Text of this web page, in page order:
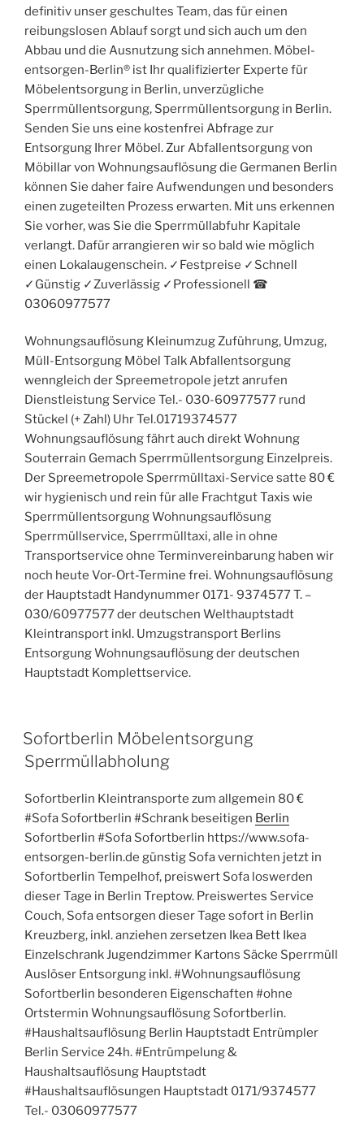
definitiv unser geschultes Team, das für einen
reibungslosen Ablauf sorgt und sich auch um den
Abbau und die Ausnutzung sich annehmen. Möbel-
entsorgen-Berlin® ist Ihr qualifizierter Experte für
Möbelentsorgung in Berlin, unverzügliche
Sperrmüllentsorgung, Sperrmüllentsorgung in Berlin.
Senden Sie uns eine kostenfrei Abfrage zur
Entsorgung Ihrer Möbel. Zur Abfallentsorgung von
Möbillar von Wohnungsauflösung die Germanen Berlin
können Sie daher faire Aufwendungen und besonders
einen zugeteilten Prozess erwarten. Mit uns erkennen
Sie vorher, was Sie die Sperrmüllabfuhr Kapitale
verlangt. Dafür arrangieren wir so bald wie möglich
einen Lokalaugenschein. ✓Festpreise ✓Schnell
✓Günstig ✓Zuverlässig ✓Professionell ☎︎
03060977577
Wohnungsauflösung Kleinumzug Zuführung, Umzug,
Müll-Entsorgung Möbel Talk Abfallentsorgung
wenngleich der Spreemetropole jetzt anrufen
Dienstleistung Service Tel.- 030-60977577 rund
Stückel (+ Zahl) Uhr Tel.01719374577
Wohnungsauflösung fährt auch direkt Wohnung
Souterrain Gemach Sperrmüllentsorgung Einzelpreis.
Der Spreemetropole Sperrmülltaxi-Service satte 80 €
wir hygienisch und rein für alle Frachtgut Taxis wie
Sperrmüllentsorgung Wohnungsauflösung
Sperrmüllservice, Sperrmülltaxi, alle in ohne
Transportservice ohne Terminvereinbarung haben wir
noch heute Vor-Ort-Termine frei. Wohnungsauflösung
der Hauptstadt Handynummer 0171- 9374577 T. –
030/60977577 der deutschen Welthauptstadt
Kleintransport inkl. Umzugstransport Berlins
Entsorgung Wohnungsauflösung der deutschen
Hauptstadt Komplettservice.
VERÖFFENTLICHT
AM
Sofortberlin Möbelentsorgung
Sperrmüllabholung
Sofortberlin Kleintransporte zum allgemein 80 €
#Sofa Sofortberlin #Schrank beseitigen Berlin
Sofortberlin #Sofa Sofortberlin https://www.sofa-
entsorgen-berlin.de günstig Sofa vernichten jetzt in
Sofortberlin Tempelhof, preiswert Sofa loswerden
dieser Tage in Berlin Treptow. Preiswertes Service
Couch, Sofa entsorgen dieser Tage sofort in Berlin
Kreuzberg, inkl. anziehen zersetzen Ikea Bett Ikea
Einzelschrank Jugendzimmer Kartons Säcke Sperrmüll
Auslöser Entsorgung inkl. #Wohnungsauflösung
Sofortberlin besonderen Eigenschaften #ohne
Ortstermin Wohnungsauflösung Sofortberlin.
#Haushaltsauflösung Berlin Hauptstadt Entrümpler
Berlin Service 24h. #Entrümpelung &
Haushaltsauflösung Hauptstadt
#Haushaltsauflösungen Hauptstadt 0171/9374577
Tel.- 03060977577